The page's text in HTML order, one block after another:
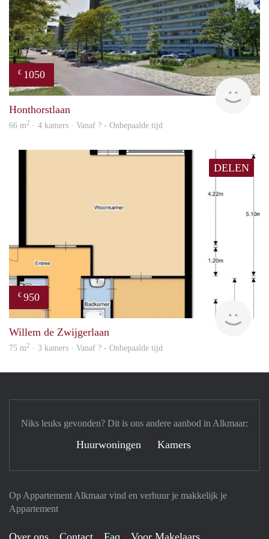
€ 1050
rent
Honthorstlaan
66 m2 · 4 kamers · Vanaf ? - Onbepaalde tijd
DELEN
€ 950
Willem de Zwijgerlaan
75 m2 · 3 kamers · Vanaf ? - Onbepaalde tijd
Op Appartement Alkmaar vind en verhuur je makkelijk je
Appartement
Over ons Contact Faq Voor Makelaars
Niks leuks gevonden? Dit is ons andere aanbod in Alkmaar:
Huurwoningen Kamers